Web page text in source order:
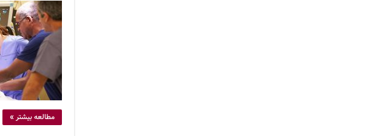
مطالعه بیشتر »